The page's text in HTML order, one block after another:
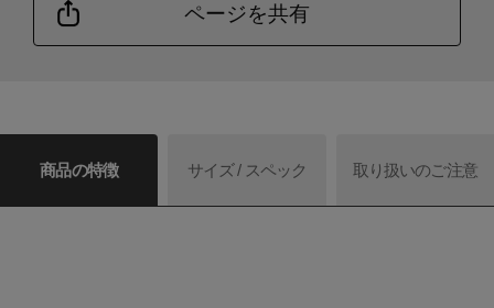
ページを共有
商品の特徴 サイズ / スペック 取り扱いのご注意